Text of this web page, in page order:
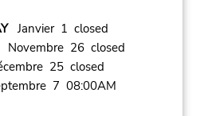
Janvier 1 closed
26 closed
25 closed
7 08:00AM